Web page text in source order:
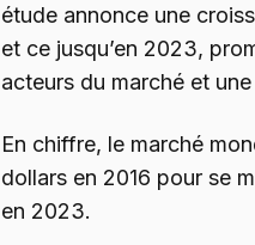
étude annonce une
et ce jusqu’en 2023,
acteurs du marché et
En chiffre, le marché
dollars en 2016 pour se
en 2023.